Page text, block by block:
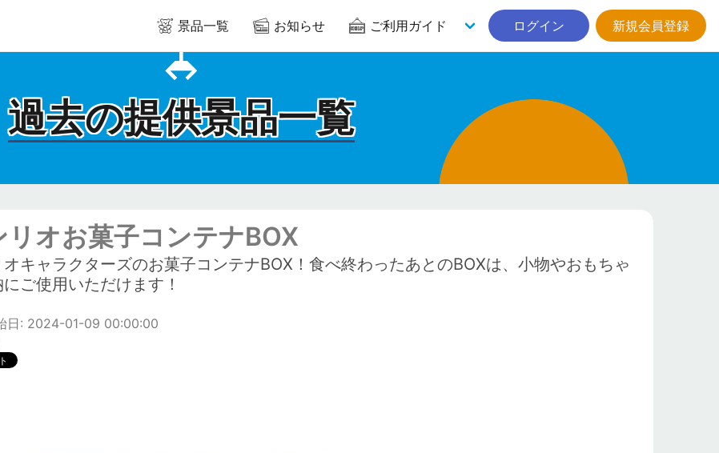
景品一覧 お知らせ ご利用ガイド ログイン 新規会員登録
過去の提供景品一覧
リオお菓子コンテナBOX
オキャラクターズのお菓子コンテナBOX！食べ終わったあとのBOXは、小物やおもちゃ
ご使用いただけます！
日: 2024-01-09 00:00:00